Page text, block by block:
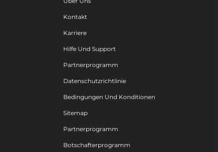
Kontakt
Karriere
Hilfe Und Support
Partnerprogramm
Datenschutzrichtlinie
Bedingungen Und Konditionen
Sitemap
Partnerprogramm
Botschafterprogramm